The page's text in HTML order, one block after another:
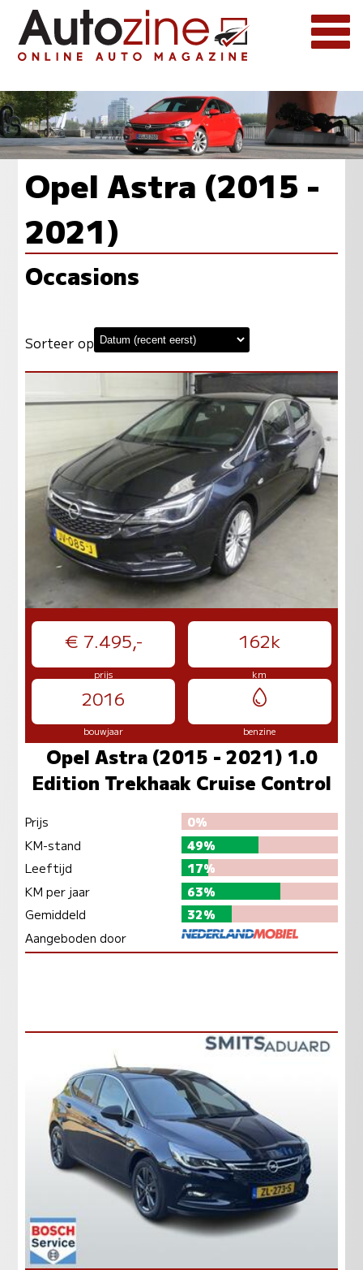
Opel Astra (2015 -
2021)
Occasions
Sorteer op
€ 7.495,- 162k
prijs km
2016
bouwjaar benzine
Opel Astra (2015 - 2021) 1.0
Edition Trekhaak Cruise Control
Prijs
0%
KM-stand
49%
Leeftijd
17%
KM per jaar
63%
Gemiddeld
32%
Aangeboden door